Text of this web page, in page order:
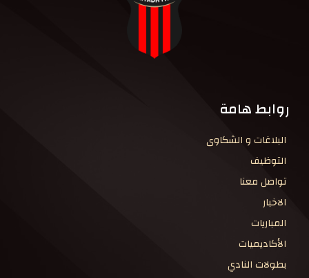
روابط هامة
البلاغات و الشكاوى
التوظيف
تواصل معنا
الاخبار
المباريات
الأكاديميات
بطولات النادي